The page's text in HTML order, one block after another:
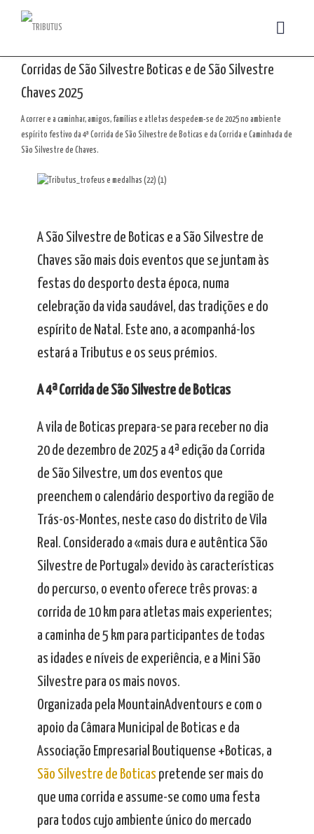
Corridas de São Silvestre Boticas e de São Silvestre
Chaves 2025
A correr e a caminhar, amigos, famílias e atletas despedem-se de 2025 no ambiente
espírito festivo da 4ª Corrida de São Silvestre de Boticas e da Corrida e Caminhada de
São Silvestre de Chaves.
A São Silvestre de Boticas e a São Silvestre de
Chaves são mais dois eventos que se juntam às
festas do desporto desta época, numa
celebração da vida saudável, das tradições e do
espírito de Natal. Este ano, a acompanhá-los
estará a Tributus e os seus prémios.
A 4ª Corrida de São Silvestre de Boticas
A vila de Boticas prepara-se para receber no dia
20 de dezembro de 2025 a 4ª edição da Corrida
de São Silvestre, um dos eventos que
preenchem o calendário desportivo da região de
Trás-os-Montes, neste caso do distrito de Vila
Real. Considerado a «mais dura e autêntica São
Silvestre de Portugal» devido às características
do percurso, o evento oferece três provas: a
corrida de 10 km para atletas mais experientes;
a caminha de 5 km para participantes de todas
as idades e níveis de experiência, e a Mini São
Silvestre para os mais novos.
Organizada pela MountainAdventours e com o
apoio da Câmara Municipal de Boticas e da
Associação Empresarial Boutiquense +Boticas, a
São Silvestre de Boticas pretende ser mais do
que uma corrida e assume-se como uma festa
para todos cujo ambiente único do mercado